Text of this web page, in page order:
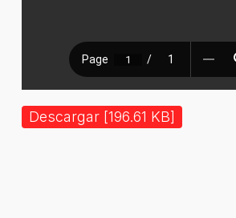
Descargar [196.61 KB]